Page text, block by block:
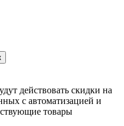
действовать скидки на
с автоматизацией и
товары